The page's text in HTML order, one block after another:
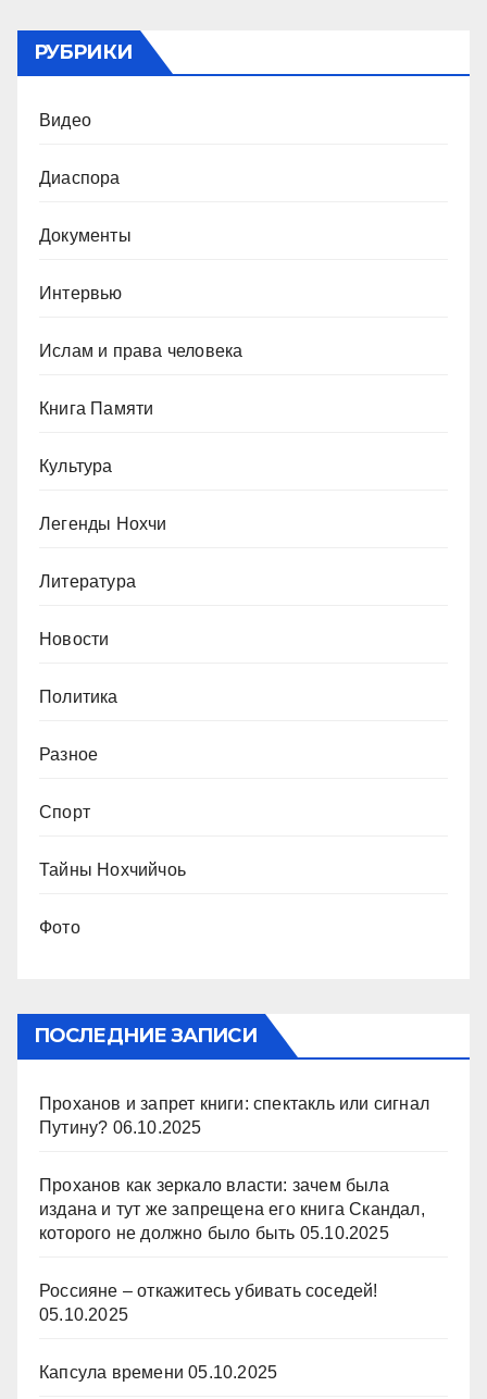
РУБРИКИ
Видео
Диаспора
Документы
Интервью
Ислам и права человека
Книга Памяти
Культура
Легенды Нохчи
Литература
Новости
Политика
Разное
Спорт
Тайны Нохчийчоь
Фото
ПОСЛЕДНИЕ ЗАПИСИ
Проханов и запрет книги: спектакль или сигнал
Путину? 06.10.2025
Проханов как зеркало власти: зачем была
издана и тут же запрещена его книга Скандал,
которого не должно было быть 05.10.2025
Россияне – откажитесь убивать соседей!
05.10.2025
Капсула времени 05.10.2025